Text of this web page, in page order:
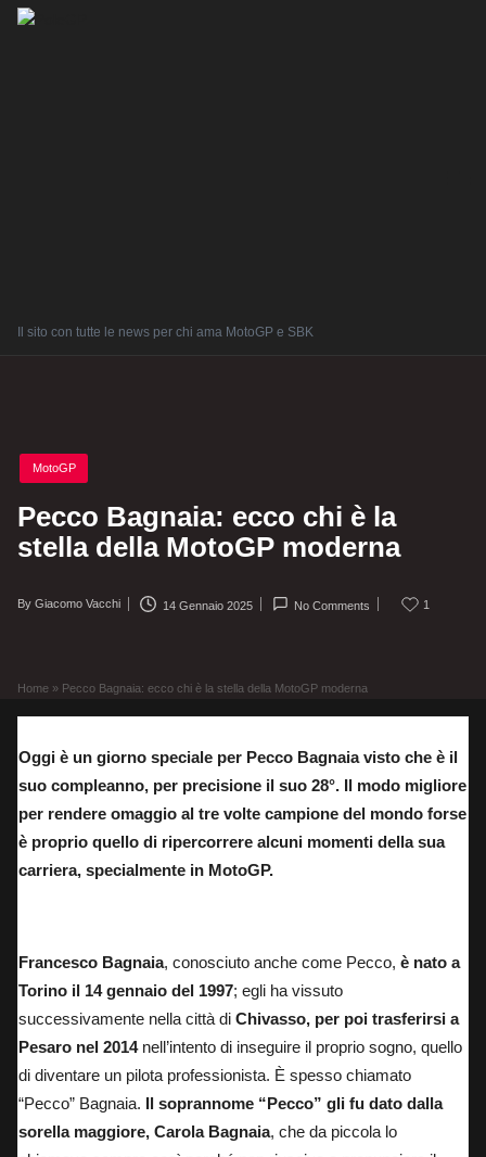
Il sito con tutte le news per chi ama MotoGP e SBK
Posted
in
MotoGP
Pecco Bagnaia: ecco chi è la
stella della MotoGP moderna
Posted
By Giacomo Vacchi 14 Gennaio 2025 No Comments 1
Home » Pecco Bagnaia: ecco chi è la stella della MotoGP moderna
Oggi è un giorno speciale per Pecco Bagnaia visto che è il
suo compleanno, per precisione il suo 28°. Il modo migliore
per rendere omaggio al tre volte campione del mondo forse
è proprio quello di ripercorrere alcuni momenti della sua
carriera, specialmente in MotoGP.
Francesco Bagnaia, conosciuto anche come Pecco, è nato a
Torino il 14 gennaio del 1997; egli ha vissuto
successivamente nella città di Chivasso, per poi trasferirsi a
Pesaro nel 2014 nell’intento di inseguire il proprio sogno, quello
di diventare un pilota professionista. È spesso chiamato
“Pecco” Bagnaia. Il soprannome “Pecco” gli fu dato dalla
sorella maggiore, Carola Bagnaia, che da piccola lo